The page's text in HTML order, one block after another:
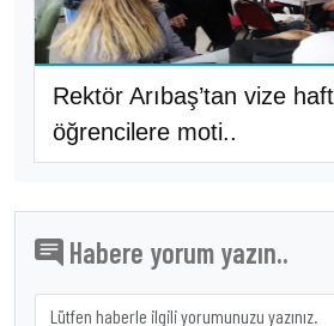
Rektör Arıbaş’tan vize
öğrencilere moti..
Habere yorum yazın..